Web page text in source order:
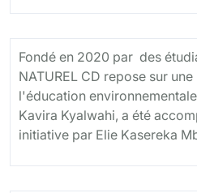
Fondé en 2020 par des
NATUREL CD repose sur
l'éducation
Kavira Kyalwahi, a été
initiative par Elie Kasereka